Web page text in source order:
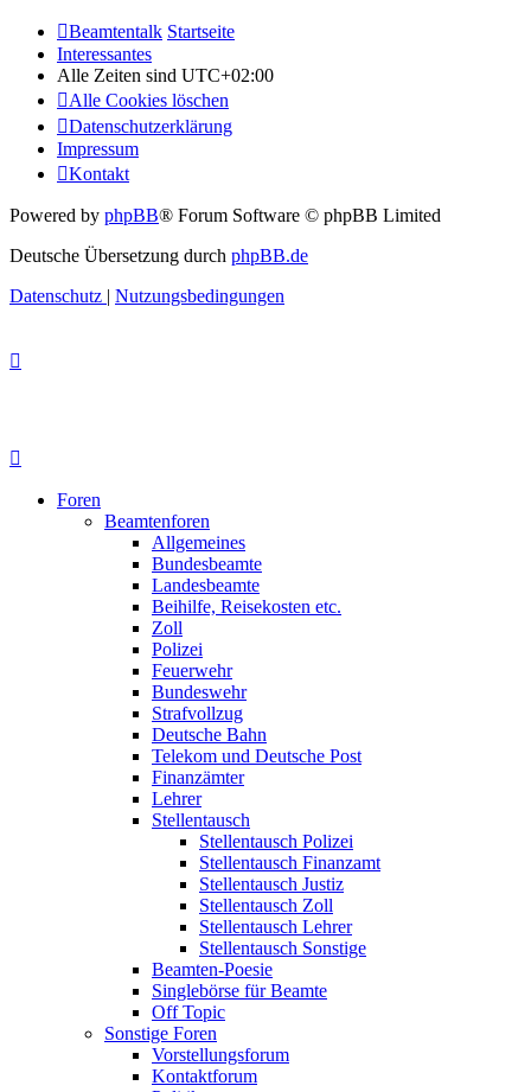
Beamtentalk Startseite
Interessantes
Alle Zeiten sind UTC+02:00
Alle Cookies löschen
Datenschutzerklärung
Impressum
Kontakt
Powered by phpBB® Forum Software © phpBB Limited
Deutsche Übersetzung durch phpBB.de
Datenschutz | Nutzungsbedingungen
Foren
Beamtenforen
Allgemeines
Bundesbeamte
Landesbeamte
Beihilfe, Reisekosten etc.
Zoll
Polizei
Feuerwehr
Bundeswehr
Strafvollzug
Deutsche Bahn
Telekom und Deutsche Post
Finanzämter
Lehrer
Stellentausch
Stellentausch Polizei
Stellentausch Finanzamt
Stellentausch Justiz
Stellentausch Zoll
Stellentausch Lehrer
Stellentausch Sonstige
Beamten-Poesie
Singlebörse für Beamte
Off Topic
Sonstige Foren
Vorstellungsforum
Kontaktforum